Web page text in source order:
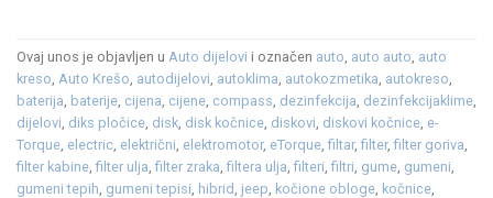
Ovaj unos je objavljen u Auto dijelovi i označen auto auto auto auto
kreso Auto Krešo autodijelovi autoklima autokozmetika autokreso
baterija baterije cijena cijene compass dezinfekcija dezinfekcijaklime
dijelovi diks pločice disk disk kočnice diskovi diskovi kočnice e-
Torque electric električni elektromotor, eTorque ,filtar,filter,filter goriva
filter kabine ,filter ulja ,filter zraka ,filtera ulja ,filteri ,filtri gume gumeni
gumeni tepih gumeni tepisi hibrid jeep kočione obloge kočnice